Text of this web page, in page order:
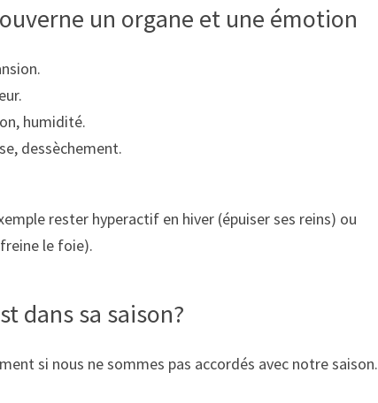
un organe et une émotion
humidité.
dessèchement.
rester hyperactif en hiver (épuiser ses reins) ou
le foie).
dans sa saison?
si nous ne sommes pas accordés avec notre saison.